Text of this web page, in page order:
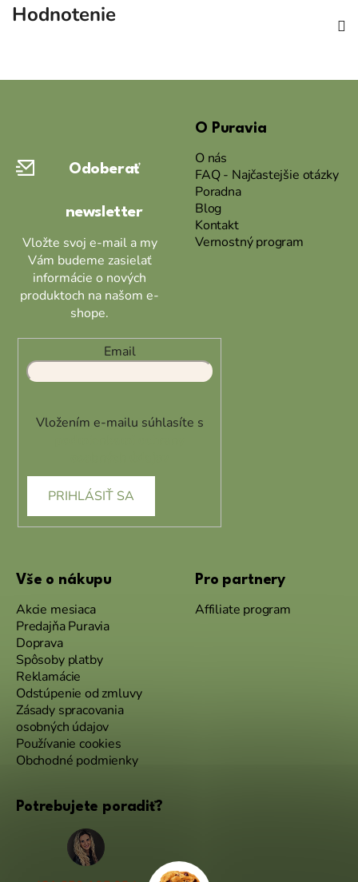
Hodnotenie
Odoberať
newsletter
Vložte svoj e-mail a my
Vám budeme zasielať
informácie o nových
produktoch na našom e-
shope.
Email
Vložením e-mailu súhlasíte s
PRIHLÁSIŤ SA
O Puravia
O nás
FAQ - Najčastejšie otázky
Poradna
Blog
Kontakt
Vernostný program
Vše o nákupu
Akcie mesiaca
Predajňa Puravia
Doprava
Spôsoby platby
Reklamácie
Odstúpenie od zmluvy
Zásady spracovania
osobných údajov
Používanie cookies
Obchodné podmienky
Pro partnery
Affiliate program
Potrebujete poradiť?